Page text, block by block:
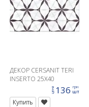
ДЕКОР CERSANIT TERI
INSERTO 25X40
цена 136 грн
шт
Купить